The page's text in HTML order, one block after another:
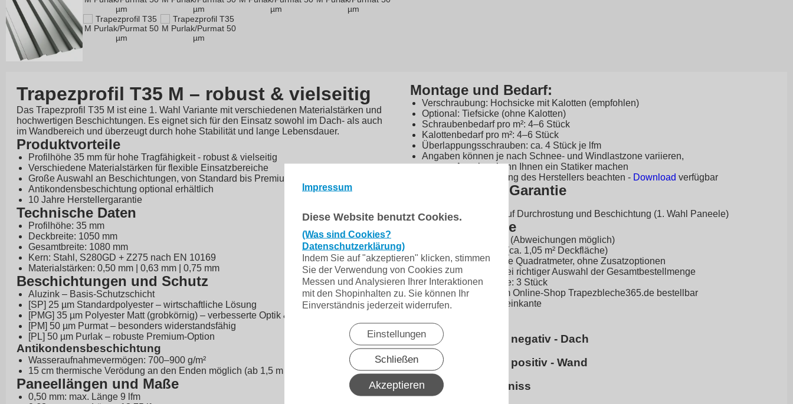
Impressum
Diese Website benutzt Cookies.
(Was sind Cookies?
Datenschutzerklärung)
Indem Sie auf "akzeptieren" klicken, stimmen
Sie der Verwendung von Cookies zum
Messen und Analysieren Ihrer Interaktionen
mit den Shopinhalten zu. Sie können Ihr
Einverständnis jederzeit widerrufen.
Einstellungen
Schließen
Akzeptieren
Trapezprofil T35 M – robust & vielseitig
Das Trapezprofil T35 M ist eine 1. Wahl Variante mit verschiedenen Materialstärken und
hochwertigen Beschichtungen. Es eignet sich für den Einsatz sowohl im Dach- als auch
im Wandbereich und überzeugt durch hohe Stabilität und lange Lebensdauer.
Produktvorteile
Profilhöhe 35 mm für hohe Tragfähigkeit - robust & vielseitig
Verschiedene Materialstärken für flexible Einsatzbereiche
Große Auswahl an Beschichtungen, von Standard bis Premium
Antikondensbeschichtung optional erhältlich
10 Jahre Herstellergarantie
Technische Daten
Profilhöhe: 35 mm
Deckbreite: 1050 mm
Gesamtbreite: 1080 mm
Kern: Stahl, S280GD + Z275 nach EN 10169
Materialstärken: 0,50 mm | 0,63 mm | 0,75 mm
Beschichtungen und Schutz
Aluzink – Basis-Schutzschicht
[SP] 25 µm Standardpolyester – wirtschaftliche Lösung
[PMG] 35 µm Polyester Matt (grobkörnig) – verbesserte Optik & Schutz
[PM] 50 µm Purmat – besonders widerstandsfähig
[PL] 50 µm Purlak – robuste Premium-Option
Antikondensbeschichtung
Wasseraufnahmevermögen: 700–900 g/m²
15 cm thermische Verödung an den Enden möglich (ab 1,5 m Plattenlänge)
Paneellängen und Maße
0,50 mm: max. Länge 9 lfm
Montage und Bedarf:
Verschraubung: Hochsicke mit Kalotten (empfohlen)
Optional: Tiefsicke (ohne Kalotten)
Schraubenbedarf pro m²: 4–6 Stück
Kalottenbedarf pro m²: 4–6 Stück
Überlappungsschrauben: ca. 4 Stück je lfm
Angaben können je nach Schnee- und Windlastzone variieren,
genaue Angaben kann Ihnen ein Statiker machen
Bitte Montageanleitung des Herstellers beachten - Download verfügbar
Hersteller und Garantie
Garantie: 10 Jahre auf Durchrostung und Beschichtung (1. Wahl Paneele)
Bestellhinweise
Farben: ähnlich RAL (Abweichungen möglich)
Preis: pro 1 m Profil (ca. 1,05 m² Deckfläche)
Grundpreis: in Euro je Quadratmeter, ohne Zusatzoptionen
Angebot nur gültig bei richtiger Auswahl der Gesamtbestellmenge
Mindestbestellmenge: 3 Stück
Dieses Produkt ist im Online-Shop Trapezbleche365.de bestellbar
Lieferung bis Bordsteinkante
Belastungstabelle negativ - Dach
Belastungstabelle positiv - Wand
Herstellerverzeichniss